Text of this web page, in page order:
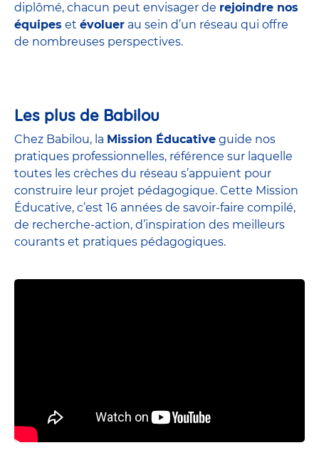
diplômé, chacun peut envisager de rejoindre nos
équipes et évoluer au sein d’un réseau qui offre
de nombreuses perspectives.
Les plus de Babilou
Chez Babilou, la Mission Éducative guide nos
pratiques professionnelles, référence sur laquelle
toutes les crèches du réseau s’appuient pour
construire leur projet pédagogique. Cette Mission
Éducative, c’est 16 années de savoir-faire compilé,
de recherche-action, d’inspiration des meilleurs
courants et pratiques pédagogiques.